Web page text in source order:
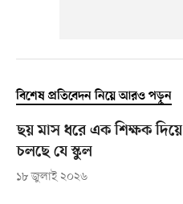
বিশেষ প্রতিবেদন নিয়ে আরও পড়ুন
ছয় মাস ধরে এক শিক্ষক দিয়ে
চলছে যে স্কুল
১৮ জুলাই ২০২৬